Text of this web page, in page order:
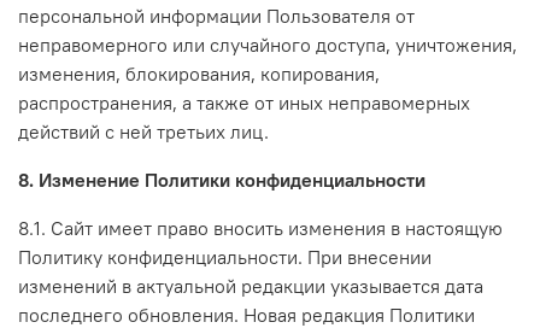
персональной информации Пользователя от
неправомерного или случайного доступа, уничтожения,
изменения, блокирования, копирования,
распространения, а также от иных неправомерных
действий с ней третьих лиц.
8. Изменение Политики конфиденциальности
8.1. Сайт имеет право вносить изменения в настоящую
Политику конфиденциальности. При внесении
изменений в актуальной редакции указывается дата
последнего обновления. Новая редакция Политики